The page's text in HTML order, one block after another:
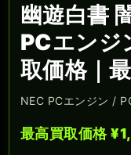
幽遊白書
PCエンジ
取価格｜
NEC PCエンジン /
最高買取価格